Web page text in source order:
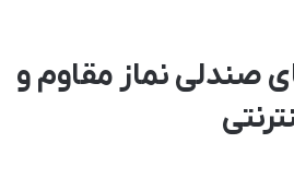
صندلی نماز مقاوم و